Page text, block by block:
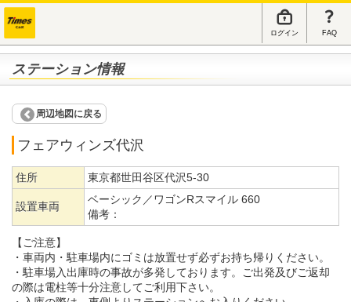
ログイン FAQ
ステーション情報
周辺地図に戻る
フェアウィンズ代沢
住所 東京都世田谷区代沢5-30
設置車両
ベーシック／ワゴンRスマイル 660
備考：
【ご注意】
・車両内・駐車場内にゴミは放置せず必ずお持ち帰りください。
・駐車場入出庫時の事故が多発しております。ご出発及びご返却
の際は電柱等十分注意してご利用下さい。